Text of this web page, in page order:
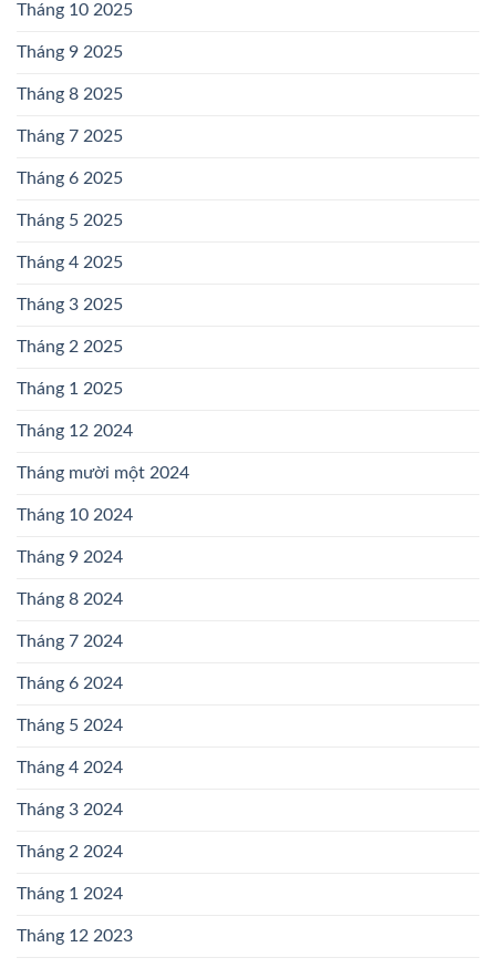
Tháng 10 2025
Tháng 9 2025
Tháng 8 2025
Tháng 7 2025
Tháng 6 2025
Tháng 5 2025
Tháng 4 2025
Tháng 3 2025
Tháng 2 2025
Tháng 1 2025
Tháng 12 2024
Tháng mười một 2024
Tháng 10 2024
Tháng 9 2024
Tháng 8 2024
Tháng 7 2024
Tháng 6 2024
Tháng 5 2024
Tháng 4 2024
Tháng 3 2024
Tháng 2 2024
Tháng 1 2024
Tháng 12 2023